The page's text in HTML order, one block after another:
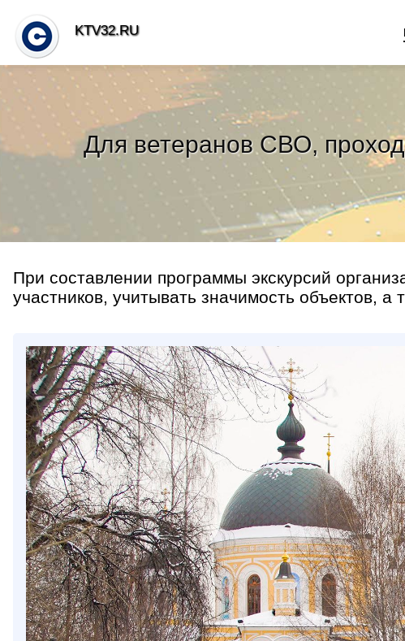
Для ветеранов СВО,
При составлении программы экскурсий
участников, учитывать значимость объектов, а
KTV32.RU